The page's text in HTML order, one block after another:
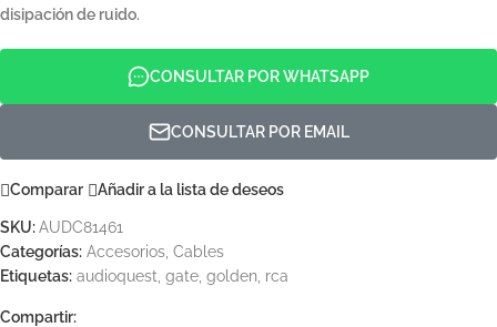
disipación de ruido.
CONSULTAR POR WHATSAPP
CONSULTAR POR EMAIL
Comparar Añadir a la lista de deseos
SKU:AUDC81461
Categorías: Accesorios Cables
Etiquetas: audioquest gate golden rca
Compartir: